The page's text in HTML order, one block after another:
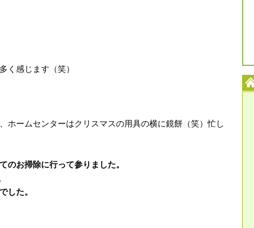
く感じます（笑）
ホームセンターはクリスマスの用具の横に鏡餅（笑）忙し
のお掃除に行って参りました。
した。